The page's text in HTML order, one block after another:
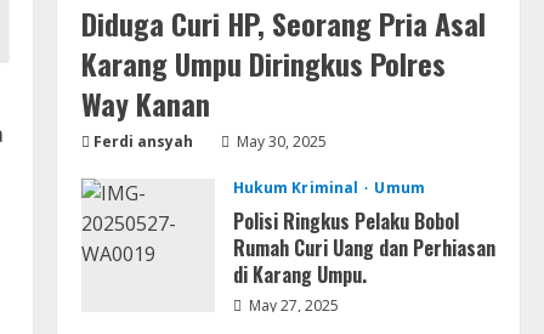
2
Serialers
MATLAB Crack + Portable Clean
Premium
Serialers
Ableton Live Crack + Portable
Windows 10 (x32x64)
August 6, 2026
Diduga Curi HP, Seorang Pria Asal
Karang Umpu Diringkus Polres
Way Kanan
Ferdi ansyah May 30, 2025
Hukum Kriminal Umum
Polisi Ringkus Pelaku Bobol
Rumah Curi Uang dan Perhiasan
di Karang Umpu.
May 27, 2025